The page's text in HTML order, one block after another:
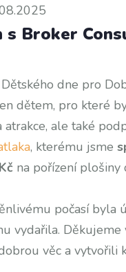
s Broker
dne pro
dětem, pro které
atrakce, ale také
, kterému jsme
na pořízení plošiny
počasí byla
vydařila. Děkujeme
věc a vytvořili